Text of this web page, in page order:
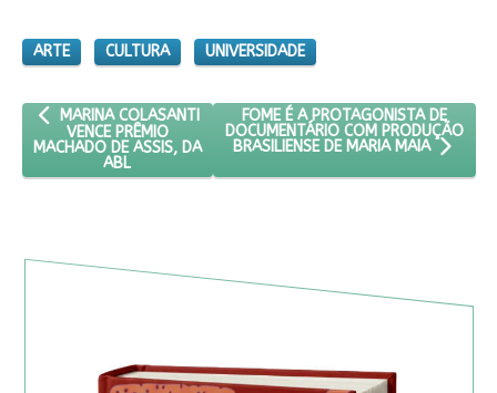
ARTE CULTURA UNIVERSIDADE
ARTIGO ANTERIOR: MARINA COLASANTI VENCE PRÊMIO
MARINA COLASANTI
VENCE PRÊMIO
MACHADO DE ASSIS, DA
ABL
PRÓXIMO ARTIGO: FOME É A
FOME É A PROTAGONISTA DE
DOCUMENTÁRIO COM PRODUÇÃO
BRASILIENSE DE MARIA MAIA